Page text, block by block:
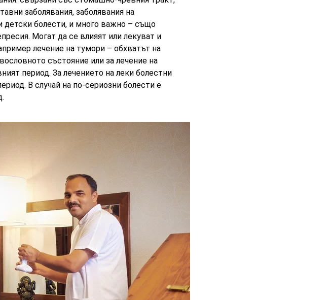
заболявания, заболявания на
детски болести, и много важно – също
. Могат да се влияят или лекуват и
лечение на тумори– обхватът на
състояние или за лечение на
период. За лечението на леки болестни
В случай на по-сериозни болести е